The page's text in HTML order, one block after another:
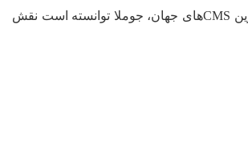
بیست سال حضور جوملا در عرصه مدیریت محتوا نشان‌دهنده تعهد و پشتکار یک جامعه پویا و منابع معتبر است. از آغاز ساده تا تبدیل شدن به یکی از برجسته‌ترین CMS‌های جهان، جوملا توانسته است نقش